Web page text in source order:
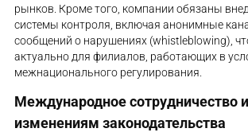
рынков. Кроме того, компании обязаны
системы контроля, включая анонимные
сообщений о нарушениях (whistleblowing),
актуально для филиалов, работающих в
межнационального регулирования.
Международное сотрудничество
изменениям законодательства